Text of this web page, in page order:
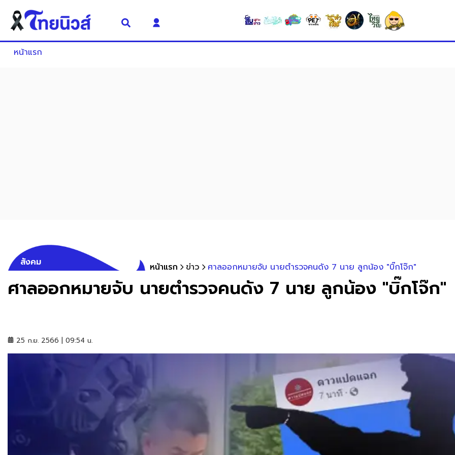
หน้าแรก
สังคม หน้าแรก ข่าว ศาลออกหมายจับ นายตำรวจคนดัง 7 นาย ลูกน้อง "บิ๊กโจ๊ก"
ศาลออกหมายจับ นายตำรวจคนดัง 7 นาย ลูกน้อง "บิ๊กโจ๊ก"
25 ก.ย. 2566 | 09:54 น.